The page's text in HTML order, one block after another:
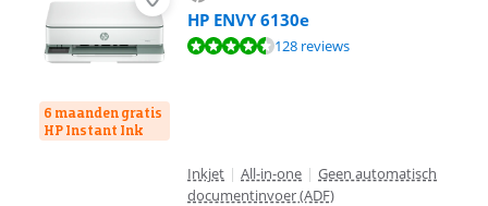
6 maanden gratis
HP Instant Ink
HP ENVY 6130e
Beoordeling is 8,9 van de 10, gebaseerd op 128 reviews.
128 reviews
Inkjet | All-in-one | Geen automatisch
documentinvoer (ADF)